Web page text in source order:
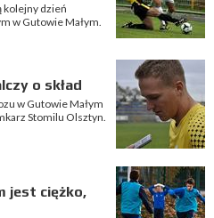
kolejny dzień
w Gutowie Małym.
o skład
w Gutowie Małym
Stomilu Olsztyn.
jest ciężko,